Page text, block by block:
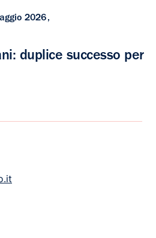
2026
duplice successo per